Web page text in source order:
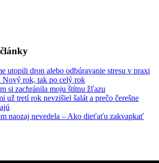
utopili dron alebo odbúravanie stresu v praxi
Nový rok, tak po celý rok
si zachránila moju štítnu žľazu
už tretí rok nevzišiel šalát a prečo čerešne
naozaj nevedela – Ako dieťaťu zakvapkať